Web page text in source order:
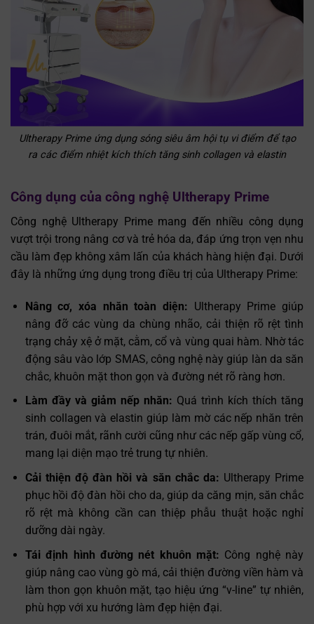
Ultherapy Prime ứng dụng sóng siêu âm hội tụ vi điểm để tạo
ra các điểm nhiệt kích thích tăng sinh collagen và elastin
Công dụng của công nghệ Ultherapy Prime
Công nghệ Ultherapy Prime mang đến nhiều công dụng
vượt trội trong nâng cơ và trẻ hóa da, đáp ứng trọn vẹn nhu
cầu làm đẹp không xâm lấn của khách hàng hiện đại. Dưới
đây là những ứng dụng trong điều trị của Ultherapy Prime:
Nâng cơ, xóa nhăn toàn diện: Ultherapy Prime giúp
nâng đỡ các vùng da chùng nhão, cải thiện rõ rệt tình
trạng chảy xệ ở mặt, cằm, cổ và vùng quai hàm. Nhờ tác
động sâu vào lớp SMAS, công nghệ này giúp làn da săn
chắc, khuôn mặt thon gọn và đường nét rõ ràng hơn.
Làm đầy và giảm nếp nhăn: Quá trình kích thích tăng
sinh collagen và elastin giúp làm mờ các nếp nhăn trên
trán, đuôi mắt, rãnh cười cũng như các nếp gấp vùng cổ,
mang lại diện mạo trẻ trung tự nhiên.
Cải thiện độ đàn hồi và săn chắc da: Ultherapy Prime
phục hồi độ đàn hồi cho da, giúp da căng mịn, săn chắc
rõ rệt mà không cần can thiệp phẫu thuật hoặc nghỉ
dưỡng dài ngày.
Tái định hình đường nét khuôn mặt: Công nghệ này
giúp nâng cao vùng gò má, cải thiện đường viền hàm và
làm thon gọn khuôn mặt, tạo hiệu ứng “v-line” tự nhiên,
phù hợp với xu hướng làm đẹp hiện đại.